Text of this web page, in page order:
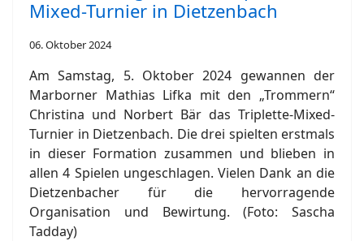
Mixed-Turnier in Dietzenbach
06. Oktober 2024
Am Samstag, 5. Oktober 2024 gewannen der
Marborner Mathias Lifka mit den „Trommern“
Christina und Norbert Bär das Triplette-Mixed-
Turnier in Dietzenbach. Die drei spielten erstmals
in dieser Formation zusammen und blieben in
allen 4 Spielen ungeschlagen. Vielen Dank an die
Dietzenbacher für die hervorragende
Organisation und Bewirtung. (Foto: Sascha
Tadday)